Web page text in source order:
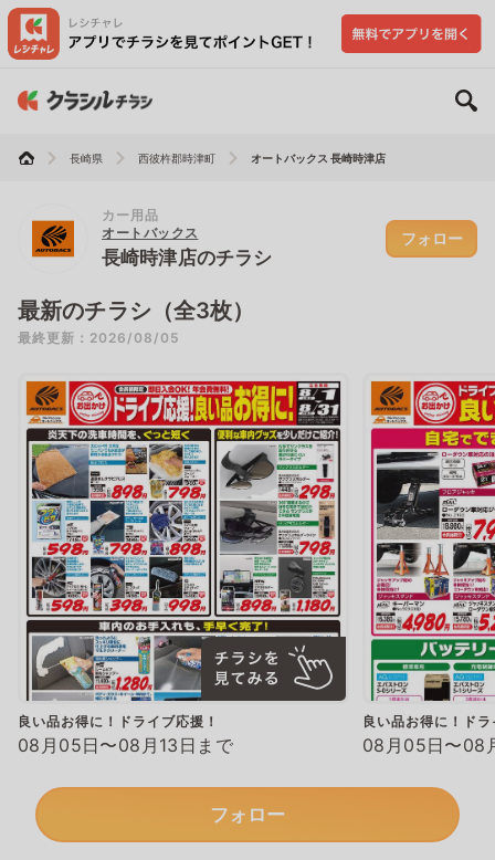
長崎県 西彼杵郡時津町 オートバックス 長崎時津店
カー用品
オートバックス
長崎時津店のチラシ
フォロー
最新のチラシ（全3枚）
最終更新：2026/08/05
良い品お得に！ドライブ応援！
08月05日〜08月13日まで
良い品お得に！ド
08月05日〜08
フォロー